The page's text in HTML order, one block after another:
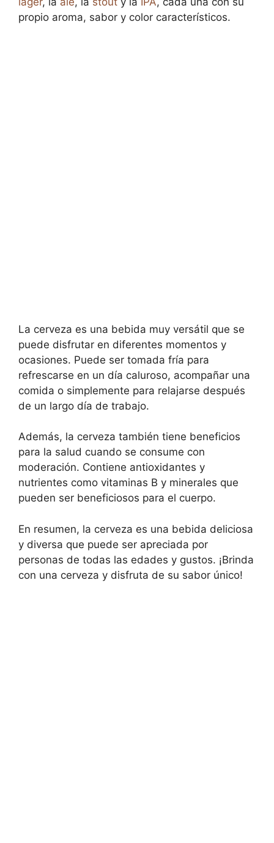
propio aroma, sabor y color característicos.
La cerveza es una bebida muy versátil que se
puede disfrutar en diferentes momentos y
ocasiones. Puede ser tomada fría para
refrescarse en un día caluroso, acompañar una
comida o simplemente para relajarse después
de un largo día de trabajo.
Además, la cerveza también tiene beneficios
para la salud cuando se consume con
moderación. Contiene antioxidantes y
nutrientes como vitaminas B y minerales que
pueden ser beneficiosos para el cuerpo.
En resumen, la cerveza es una bebida deliciosa
y diversa que puede ser apreciada por
personas de todas las edades y gustos. ¡Brinda
con una cerveza y disfruta de su sabor único!